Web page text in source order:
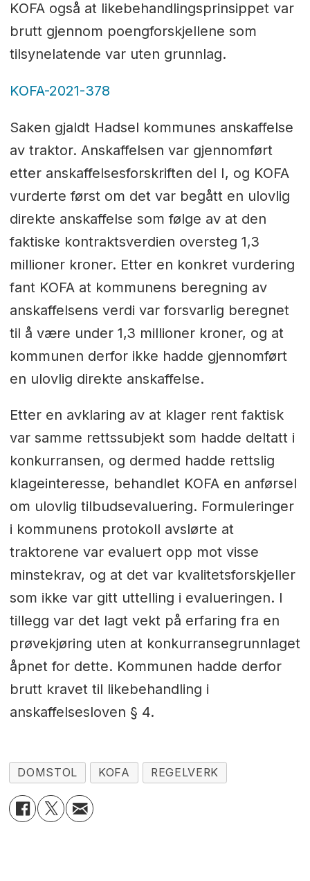
KOFA også at likebehandlingsprinsippet var
brutt gjennom poengforskjellene som
tilsynelatende var uten grunnlag.
KOFA-2021-378
Saken gjaldt Hadsel kommunes anskaffelse
av traktor. Anskaffelsen var gjennomført
etter anskaffelsesforskriften del I, og KOFA
vurderte først om det var begått en ulovlig
direkte anskaffelse som følge av at den
faktiske kontraktsverdien oversteg 1,3
millioner kroner. Etter en konkret vurdering
fant KOFA at kommunens beregning av
anskaffelsens verdi var forsvarlig beregnet
til å være under 1,3 millioner kroner, og at
kommunen derfor ikke hadde gjennomført
en ulovlig direkte anskaffelse.
Etter en avklaring av at klager rent faktisk
var samme rettssubjekt som hadde deltatt i
konkurransen, og dermed hadde rettslig
klageinteresse, behandlet KOFA en anførsel
om ulovlig tilbudsevaluering. Formuleringer
i kommunens protokoll avslørte at
traktorene var evaluert opp mot visse
minstekrav, og at det var kvalitetsforskjeller
som ikke var gitt uttelling i evalueringen. I
tillegg var det lagt vekt på erfaring fra en
prøvekjøring uten at konkurransegrunnlaget
åpnet for dette. Kommunen hadde derfor
brutt kravet til likebehandling i
anskaffelsesloven § 4.
DOMSTOL KOFA REGELVERK